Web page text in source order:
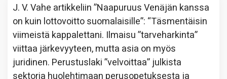
J. V. Vahe artikkeliin”Naapuruus Venäjän kanssa
on kuin lottovoitto suomalaisille”: “Täsmentäisin
viimeistä kappalettani. Ilmaisu ”tarveharkinta”
viittaa järkevyyteen, mutta asia on myös
juridinen. Perustuslaki ”velvoittaa” julkista
sektoria huolehtimaan perusopetuksesta ja